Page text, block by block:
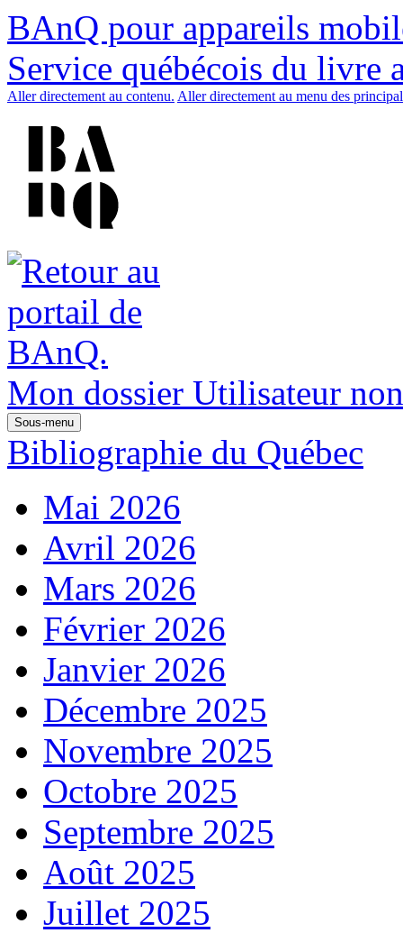
BAnQ pour appareils
Service québécois du livre
Aller directement au contenu. Aller directement au menu des
Mon dossier Utilisateur
Sous-menu
Bibliographie du Québec
Mai 2026
Avril 2026
Mars 2026
Février 2026
Janvier 2026
Décembre 2025
Novembre 2025
Octobre 2025
Septembre 2025
Août 2025
Juillet 2025